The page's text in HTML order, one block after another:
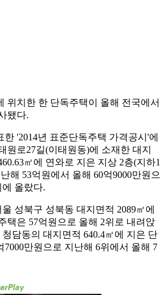
위치한 한 단독주택이 올해 전국에서
됐다.
'2014년 표준단독주택 가격공시'에
원로27길(이태원동)에 소재한 대지
㎡에 연와로 지은 지상 2층(지하1
해 53억원에서 올해 60억9000만원으
올랐다.
성북구 성북동 대지면적 2089㎡에
택은 57억원으로 올해 2위로 내려앉
담동의 대지면적 640.4㎡에 지은 단
7000만원으로 지난해 6위에서 올해 7